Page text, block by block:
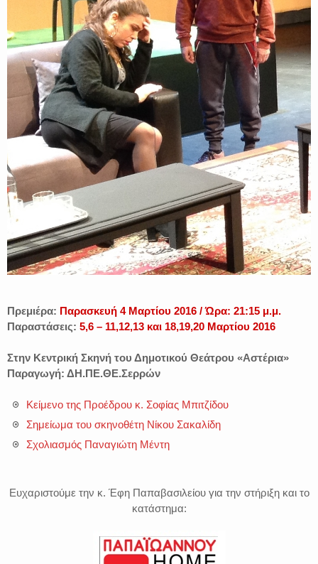
Πρεμιέρα: Παρασκευή 4 Μαρτίου 2016 / Ώρα: 21:15 μ.μ.
Παραστάσεις: 5,6 – 11,12,13 και 18,19,20 Μαρτίου 2016
Στην Κεντρική Σκηνή του Δημοτικού Θεάτρου «Αστέρια»
Παραγωγή: ΔΗ.ΠΕ.ΘΕ.Σερρών
Κείμενο της Προέδρου κ. Σοφίας Μπιτζίδου
Σημείωμα του σκηνοθέτη Νίκου Σακαλίδη
Σχολιασμός Παναγιώτη Μέντη
Ευχαριστούμε την κ. Έφη Παπαβασιλείου για την στήριξη και το
κατάστημα: